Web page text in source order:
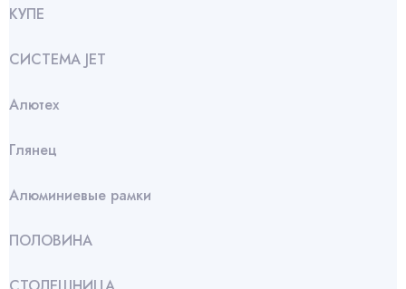
КУПЕ
СИСТЕМА JET
Алютех
Глянец
Алюминиевые рамки
ПОЛОВИНА